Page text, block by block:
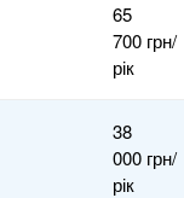
65
700 грн/
рік
38
000 грн/
рік